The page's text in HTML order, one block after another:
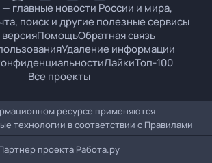
главные новости России и мира,
поиск и другие полезные сервисы
ПомощьОбратная связь
Удаление информации
ЛайкиТоп-100
Все проекты
ресурсе применяются
технологии в соответствии с Правилами
проекта Работа.ру